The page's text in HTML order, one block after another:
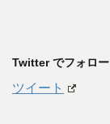
Twitter でフォロー
ツイート